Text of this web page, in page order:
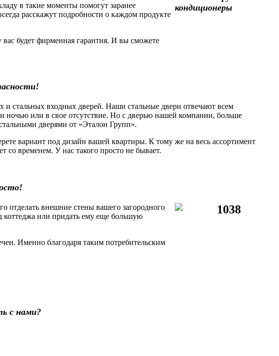
в такие моменты помогут заранее
расскажут подробности о каждом продукте
будет фирменная гарантия. И вы сможете
стальных входных дверей. Наши стальные двери отвечают всем
ночью или в свое отсутствие. Но с дверью нашей компании, больше
дверями от «Эталон Групп».
вариант под дизайн вашей квартиры. К тому же на весь ассортимент
со временем. У нас такого просто не бывает.
внешние стены вашего загородного
или придать ему еще большую
Именно благодаря таким потребительским
с нами?